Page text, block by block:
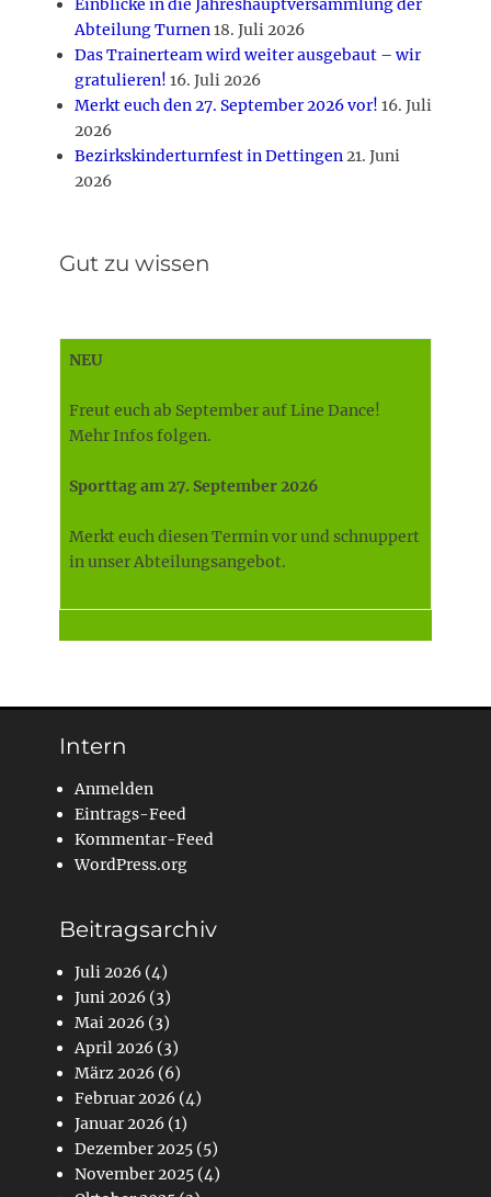
Einblicke in die Jahreshauptversammlung der
Abteilung Turnen18. Juli 2026
Das Trainerteam wird weiter ausgebaut – wir
gratulieren! 16. Juli 2026
Merkt euch den 27. September 2026 vor! 16. Juli
2026
Bezirkskinderturnfest in Dettingen21. Juni
2026
Gut zu wissen
NEU
Freut euch ab September auf Line Dance!
Mehr Infos folgen.
Sporttag am 27. September 2026
Merkt euch diesen Termin vor und schnuppert
in unser Abteilungsangebot.
Intern
Anmelden
Eintrags-Feed
Kommentar-Feed
WordPress.org
Beitragsarchiv
Juli 2026 (4)
Juni 2026 (3)
Mai 2026 (3)
April 2026 (3)
März 2026 (6)
Februar 2026 (4)
Januar 2026 (1)
Dezember 2025 (5)
November 2025 (4)